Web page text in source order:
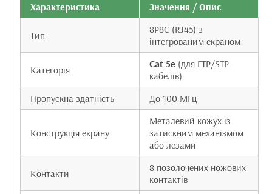
Характеристика Значення / Опис
Тип
8P8C (RJ45) з
інтегрованим екраном
Категорія Cat 5e (для FTP/STP
кабелів)
Пропускна здатність
До 100 МГц
Конструкція екрану
Металевий кожух із
затискним механізмом
або лезами
Контакти
8 позолочених ножових
контактів